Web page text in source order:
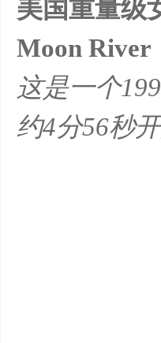
美国重量级
Moon River
这是一个
约4分56秒